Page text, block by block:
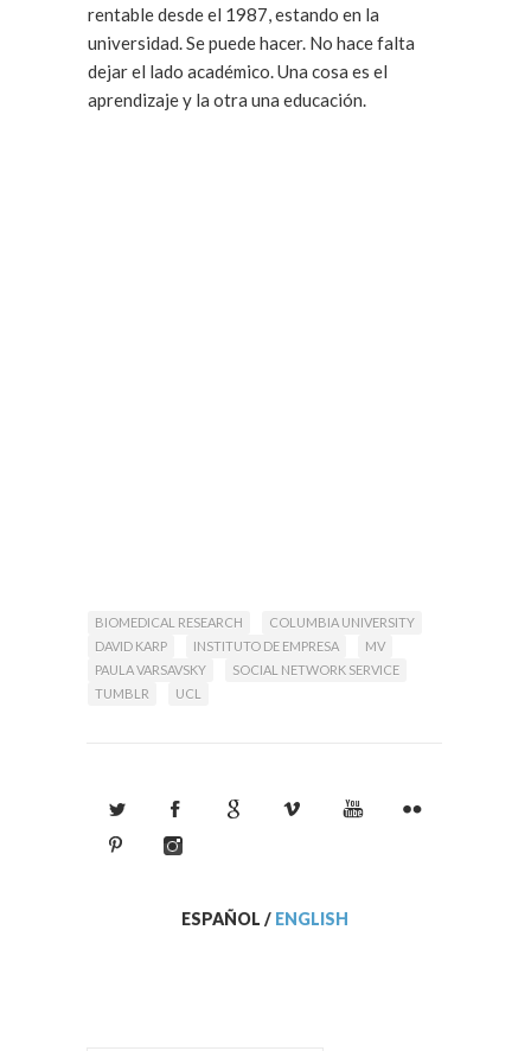
rentable desde el 1987, estando en la
universidad. Se puede hacer. No hace falta
dejar el lado académico. Una cosa es el
aprendizaje y la otra una educación.
BIOMEDICAL RESEARCH
COLUMBIA UNIVERSITY
DAVID KARP
INSTITUTO DE EMPRESA
MV
PAULA VARSAVSKY
SOCIAL NETWORK SERVICE
TUMBLR
UCL
ESPAÑOL / ENGLISH